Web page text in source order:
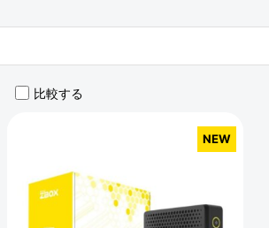
比較する
NEW